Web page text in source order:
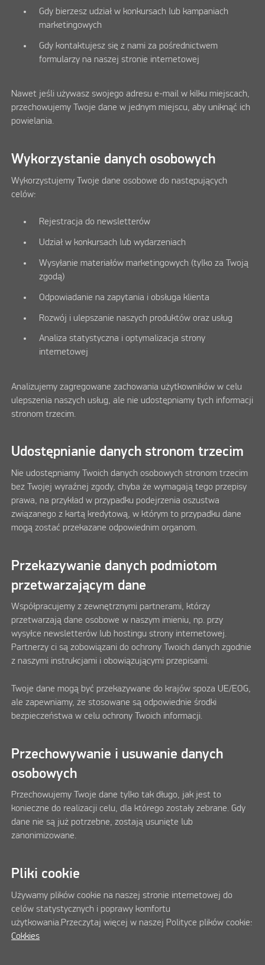
Gdy bierzesz udział w konkursach lub kampaniach
marketingowych
Gdy kontaktujesz się z nami za pośrednictwem
formularzy na naszej stronie internetowej
Nawet jeśli używasz swojego adresu e-mail w kilku miejscach,
przechowujemy Twoje dane w jednym miejscu, aby uniknąć ich
powielania.
Wykorzystanie danych osobowych
Wykorzystujemy Twoje dane osobowe do następujących
celów:
Rejestracja do newsletterów
Udział w konkursach lub wydarzeniach
Wysyłanie materiałów marketingowych (tylko za Twoją
zgodą)
Odpowiadanie na zapytania i obsługa klienta
Rozwój i ulepszanie naszych produktów oraz usług
Analiza statystyczna i optymalizacja strony
internetowej
Analizujemy zagregowane zachowania użytkowników w celu
ulepszenia naszych usług, ale nie udostępniamy tych informacji
stronom trzecim.
Udostępnianie danych stronom trzecim
Nie udostępniamy Twoich danych osobowych stronom trzecim
bez Twojej wyraźnej zgody, chyba że wymagają tego przepisy
prawa, na przykład w przypadku podejrzenia oszustwa
związanego z kartą kredytową, w którym to przypadku dane
mogą zostać przekazane odpowiednim organom.
Przekazywanie danych podmiotom
przetwarzającym dane
Współpracujemy z zewnętrznymi partnerami, którzy
przetwarzają dane osobowe w naszym imieniu, np. przy
wysyłce newsletterów lub hostingu strony internetowej.
Partnerzy ci są zobowiązani do ochrony Twoich danych zgodnie
z naszymi instrukcjami i obowiązującymi przepisami.
Twoje dane mogą być przekazywane do krajów spoza UE/EOG,
ale zapewniamy, że stosowane są odpowiednie środki
bezpieczeństwa w celu ochrony Twoich informacji.
Przechowywanie i usuwanie danych
osobowych
Przechowujemy Twoje dane tylko tak długo, jak jest to
konieczne do realizacji celu, dla którego zostały zebrane. Gdy
dane nie są już potrzebne, zostają usunięte lub
zanonimizowane.
Pliki cookie
Używamy plików cookie na naszej stronie internetowej do
celów statystycznych i poprawy komfortu
użytkowania.Przeczytaj więcej w naszej Polityce plików cookie:
Cokkies